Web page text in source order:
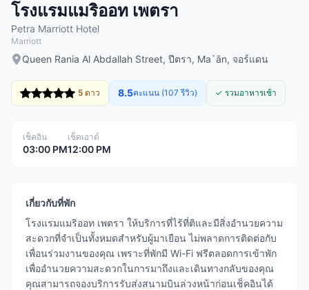
โรงแรมแมริออท เพตรา
Petra Marriott Hotel
Marriott
Queen Rania Al Abdallah Street, ปีตรา, Ma`ān, จอร์แดน
5 ดาว 8.5คะแนน (107 รีวิว) ✓ รวมอาหารเช้า
เช็คอิน
03:00 PM
เช็คเอาต์
12:00 PM
เกี่ยวกับที่พัก
โรงแรมแมริออท เพตรา ให้บริการที่ไร้ที่ติและมีสิ่งอำนวยความ
สะดวกที่จำเป็นทั้งหมดสำหรับผู้มาเยือน ไม่พลาดการติดต่อกับ
เพื่อนร่วมงานของคุณ เพราะที่พักมี Wi-Fi ฟรีตลอดการเข้าพัก
เพื่ออำนวยความสะดวกในการมาถึงและเดินทางกลับของคุณ
คุณสามารถจองบริการรับส่งสนามบินล่วงหน้าก่อนเช็คอินได้